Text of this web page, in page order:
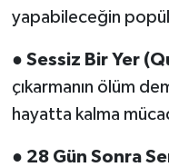
yapabileceğin
● Sessiz Bir Yer
çıkarmanın ölüm
hayatta kalma
● 28 Gün Sonra